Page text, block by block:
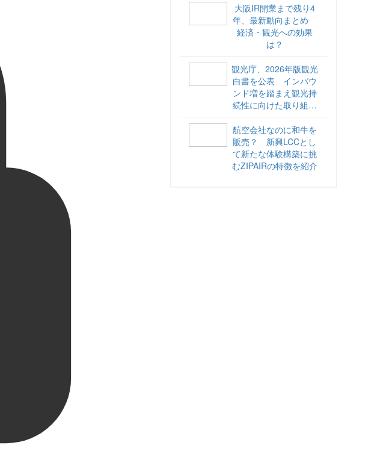
海外DMOのリアル
vol.6】
大阪IR開業まで残り4
年、最新動向まとめ
経済・観光への効果
は？
観光庁、2026年版観光
白書を公表 インバウ
ンド増を踏まえ観光持
続性に向けた取り組み
航空会社なのに和牛を
販売？ 新興LCCとし
て新たな体験構築に挑
むZIPAIRの特徴を紹介